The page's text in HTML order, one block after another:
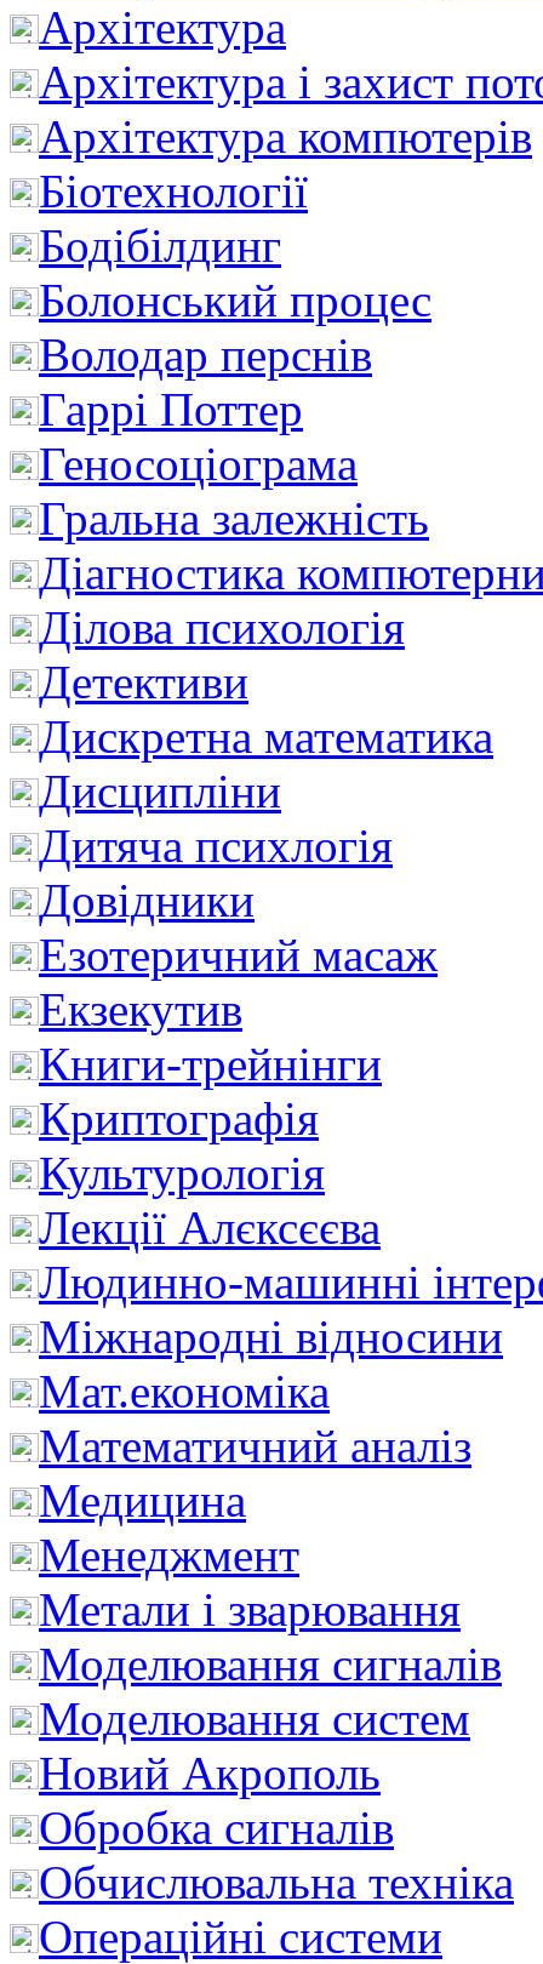
Архітектура
Архітектура і захист
Архітектура компютерів
Біотехнології
Бодібілдинг
Болонський процес
Володар перснів
Гаррі Поттер
Геносоціограма
Гральна залежність
Діагностика
Ділова психологія
Детективи
Дискретна математика
Дисципліни
Дитяча психлогія
Довідники
Езотеричний масаж
Екзекутив
Книги-трейнінги
Криптографія
Культурологія
Лекції Алєксєєва
Людинно-машинні
Міжнародні відносини
Мат.економіка
Математичний аналіз
Медицина
Менеджмент
Метали і зварювання
Моделювання сигналів
Моделювання систем
Новий Акрополь
Обробка сигналів
Обчислювальна техніка
Операційні системи